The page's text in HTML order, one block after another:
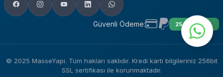
Güvenli Ödeme: 256 BIT SSL
© 2025 MasseYapi. Tüm hakları saklıdır. Kredi kartı bilgileriniz 256bit
SSL sertifikası ile korunmaktadır.